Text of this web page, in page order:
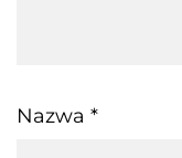
Nazwa *